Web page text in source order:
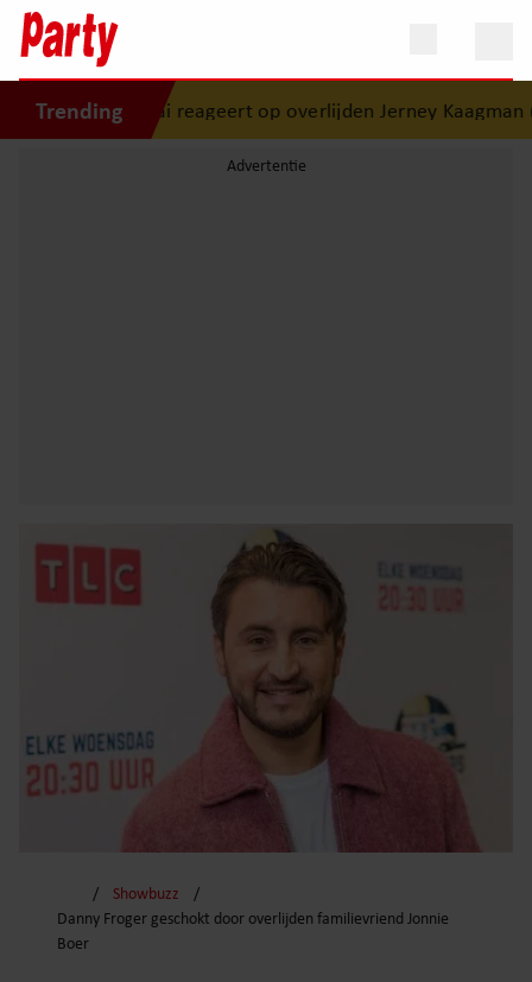
Trending
reageert op overlijden Jerney Kaagman (79): ‘Dat
Showbuzz
Danny Froger geschokt door overlijden familievriend Jonnie
Boer